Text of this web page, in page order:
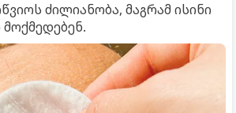
ძილიანობა, მაგრამ ისინი